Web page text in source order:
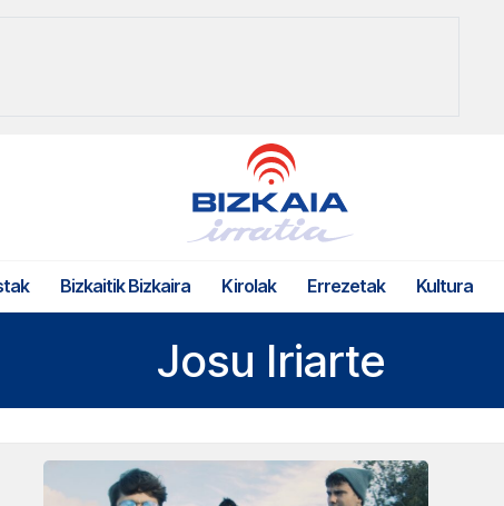
Bizkaitik Bizkaira Kirolak Errezetak Kultura
Josu Iriarte